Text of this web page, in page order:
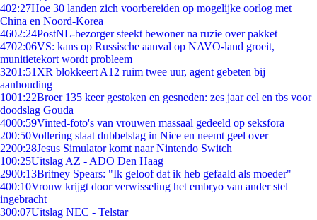
402:27Hoe 30 landen zich voorbereiden op mogelijke oorlog met
China en Noord-Korea
4602:24PostNL-bezorger steekt bewoner na ruzie over pakket
4702:06VS: kans op Russische aanval op NAVO-land groeit,
munitietekort wordt probleem
3201:51 XR blokkeert A12 ruim twee uur, agent gebeten bij
aanhouding
1001:22Broer 135 keer gestoken en gesneden: zes jaar cel en tbs voor
doodslag Gouda
4000:59Vinted-foto's van vrouwen massaal gedeeld op seksfora
200:50Vollering slaat dubbelslag in Nice en neemt geel over
2200:28Jesus Simulator komt naar Nintendo Switch
100:25Uitslag AZ - ADO Den Haag
2900:13Britney Spears: "Ik geloof dat ik heb gefaald als moeder"
400:10Vrouw krijgt door verwisseling het embryo van ander stel
ingebracht
300:07Uitslag NEC - Telstar